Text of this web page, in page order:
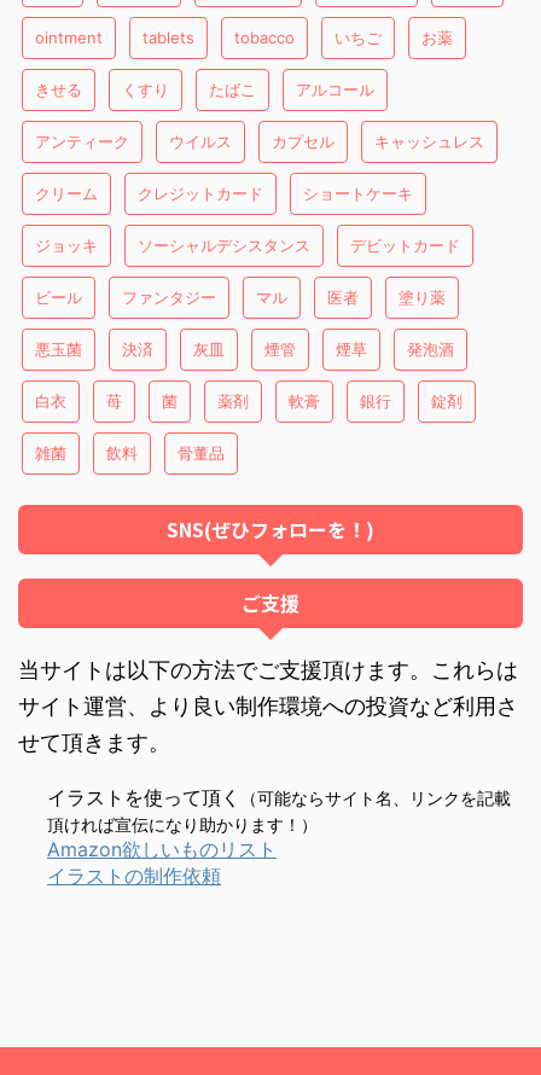
ointment tablets tobacco いちご お薬
きせる くすり たばこ アルコール
アンティーク ウイルス カプセル キャッシュレス
クリーム クレジットカード ショートケーキ
ジョッキ ソーシャルデシスタンス デビットカード
ビール ファンタジー マル 医者 塗り薬
悪玉菌 決済 灰皿 煙管 煙草 発泡酒
白衣 苺 菌 薬剤 軟膏 銀行 錠剤
雑菌 飲料 骨董品
SNS(ぜひフォローを！)
ご支援
当サイトは以下の方法でご支援頂けます。これらは
サイト運営、より良い制作環境への投資など利用さ
せて頂きます。
イラストを使って頂く
（可能ならサイト名、リンクを記載
頂ければ宣伝になり助かります！）
Amazon欲しいものリスト
イラストの制作依頼